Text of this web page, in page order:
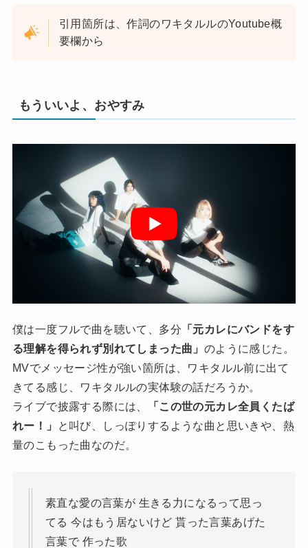
引用箇所は、作詞のワキタルルのYoutube概
要欄から
もういいよ、おやすみ
僕は一度フルで曲を聴いて、多分 「元カレにバンドをす
る理解を得られず別れてしまった曲」 のように感じた。
MVでメッセージ性が強い箇所は、ワキタルル前に出て
きてる感じ、ワキタルルの実体験の話だろうか。
ライブで披露する際には、
「この世の元カレ全員くたば
れー！」
と叫び、しっぽりするような曲と思いきや、熱
量のこもった曲なのだ。
素直な愛の言葉が 生きる力になるって思っ
てる 今はもう居ないけど 貰った言葉あげた
言葉で 作った歌